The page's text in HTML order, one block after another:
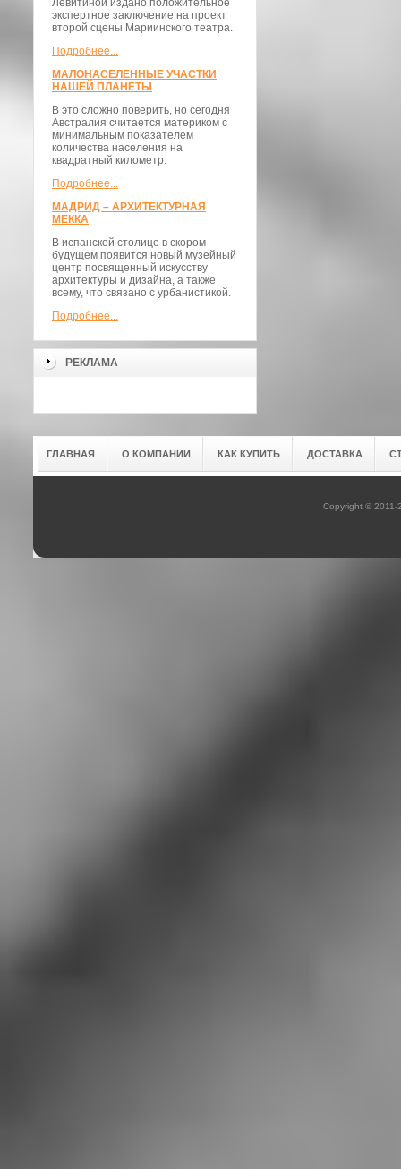
Левитиной издано положительное
экспертное заключение на проект
второй сцены Мариинского театра.
Подробнее...
МАЛОНАСЕЛЕННЫЕ УЧАСТКИ
НАШЕЙ ПЛАНЕТЫ
В это сложно поверить, но сегодня
Австралия считается материком с
минимальным показателем
количества населения на
квадратный километр.
Подробнее...
МАДРИД – АРХИТЕКТУРНАЯ
МЕККА
В испанской столице в скором
будущем появится новый музейный
центр посвященный искусству
архитектуры и дизайна, а также
всему, что связано с урбанистикой.
Подробнее...
РЕКЛАМА
ГЛАВНАЯ О КОМПАНИИ КАК КУПИТЬ ДОСТАВКА
Copyright © 2011-